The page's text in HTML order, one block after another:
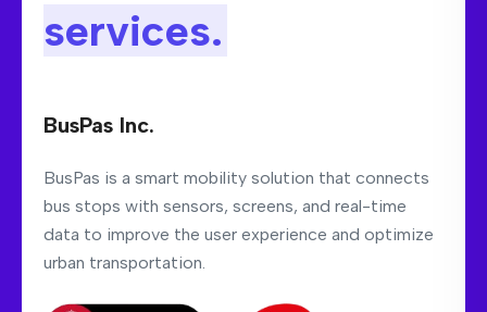
services.
BusPas Inc.
BusPas is a smart mobility solution that connects
bus stops with sensors, screens, and real-time
data to improve the user experience and optimize
urban transportation.